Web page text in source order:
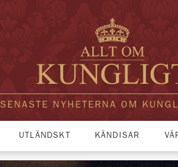
SENASTE NYHETERNA OM
UTLÄNDSKT KÄNDISAR